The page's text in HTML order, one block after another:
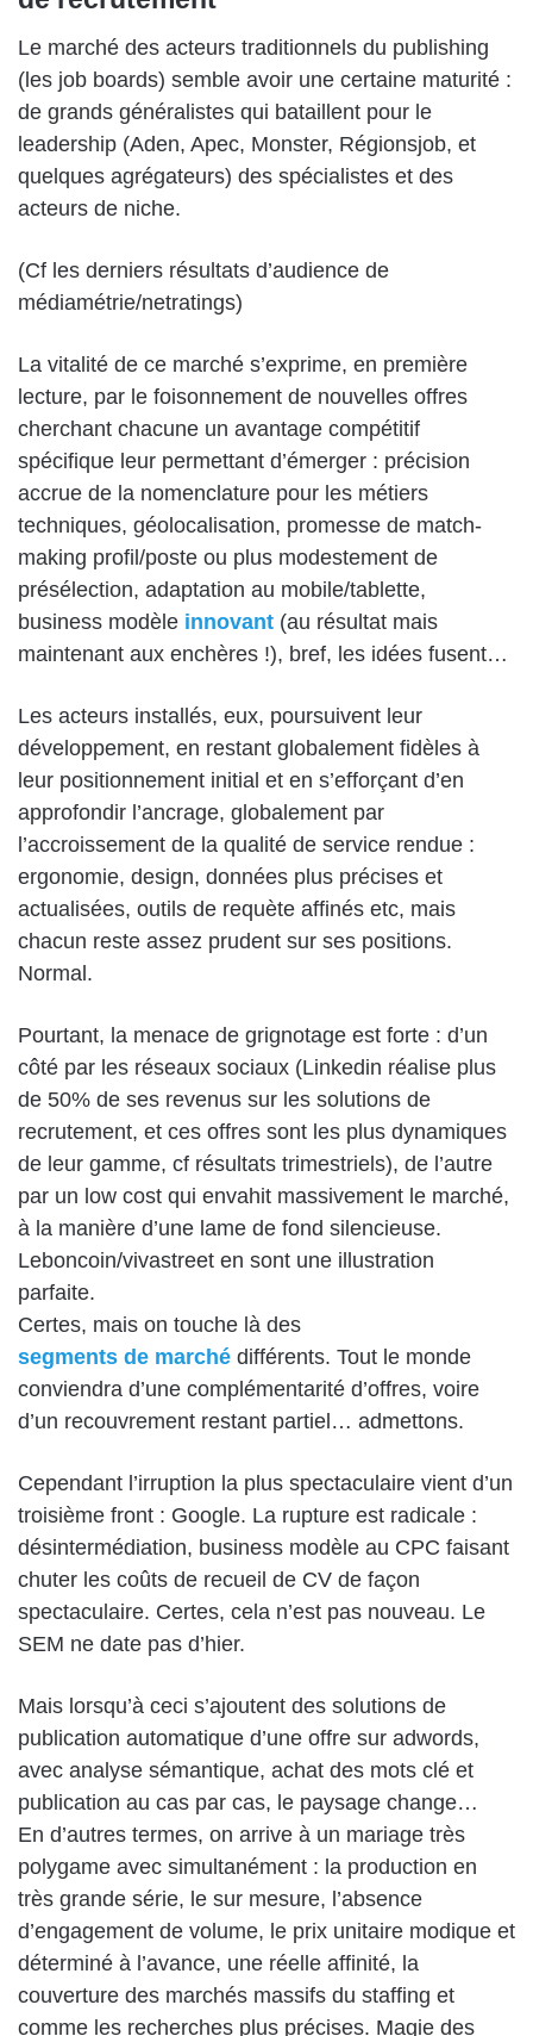
Le marché des acteurs traditionnels du publishing
(les job boards) semble avoir une certaine maturité :
de grands généralistes qui bataillent pour le
leadership (Aden, Apec, Monster, Régionsjob, et
quelques agrégateurs) des spécialistes et des
acteurs de niche.
(Cf les derniers résultats d’audience de
médiamétrie/netratings)
La vitalité de ce marché s’exprime, en première
lecture, par le foisonnement de nouvelles offres
cherchant chacune un avantage compétitif
spécifique leur permettant d’émerger : précision
accrue de la nomenclature pour les métiers
techniques, géolocalisation, promesse de match-
making profil/poste ou plus modestement de
présélection, adaptation au mobile/tablette,
business modèle innovant (au résultat mais
maintenant aux enchères !), bref, les idées fusent…
Les acteurs installés, eux, poursuivent leur
développement, en restant globalement fidèles à
leur positionnement initial et en s’efforçant d’en
approfondir l’ancrage, globalement par
l’accroissement de la qualité de service rendue :
ergonomie, design, données plus précises et
actualisées, outils de requète affinés etc, mais
chacun reste assez prudent sur ses positions.
Normal.
Pourtant, la menace de grignotage est forte : d’un
côté par les réseaux sociaux (Linkedin réalise plus
de 50% de ses revenus sur les solutions de
recrutement, et ces offres sont les plus dynamiques
de leur gamme, cf résultats trimestriels), de l’autre
par un low cost qui envahit massivement le marché,
à la manière d’une lame de fond silencieuse.
Leboncoin/vivastreet en sont une illustration
parfaite.
Certes, mais on touche là des
segments de marché différents. Tout le monde
conviendra d’une complémentarité d’offres, voire
d’un recouvrement restant partiel… admettons.
Cependant l’irruption la plus spectaculaire vient d’un
troisième front : Google. La rupture est radicale :
désintermédiation, business modèle au CPC faisant
chuter les coûts de recueil de CV de façon
spectaculaire. Certes, cela n’est pas nouveau. Le
SEM ne date pas d’hier.
Mais lorsqu’à ceci s’ajoutent des solutions de
publication automatique d’une offre sur adwords,
avec analyse sémantique, achat des mots clé et
publication au cas par cas, le paysage change…
En d’autres termes, on arrive à un mariage très
polygame avec simultanément : la production en
très grande série, le sur mesure, l’absence
d’engagement de volume, le prix unitaire modique et
déterminé à l’avance, une réelle affinité, la
couverture des marchés massifs du staffing et
comme les recherches plus précises. Magie des